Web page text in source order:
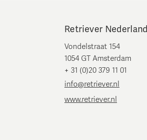
Retriever Nederland
Vondelstraat 154
1054 GT Amsterdam
+ 31 (0)20 379 11 01
info@retriever.nl
www.retriever.nl